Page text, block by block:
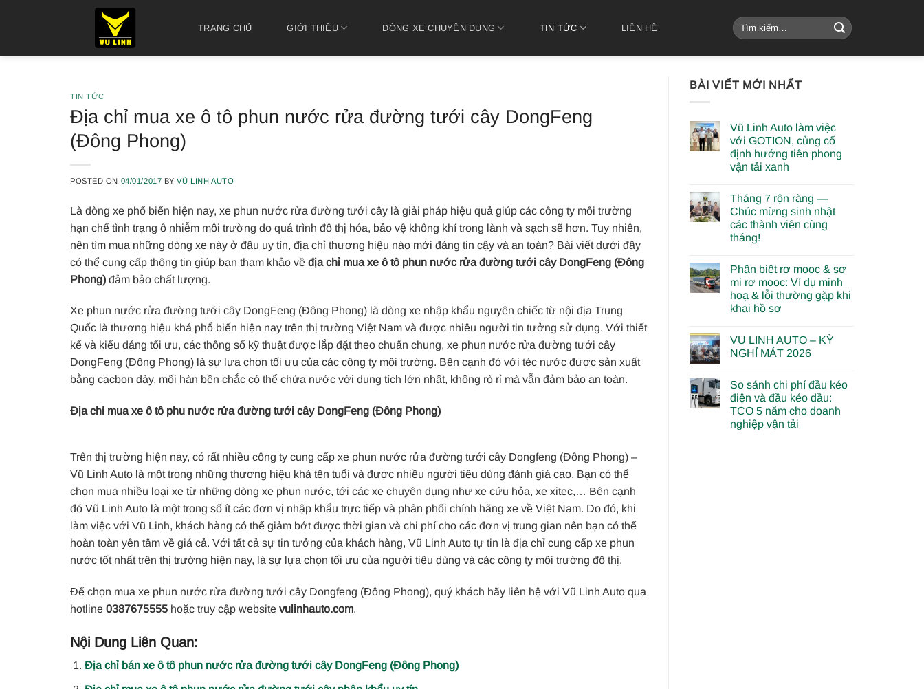
TRANG CHỦ GIỚI THIỆU DÒNG XE CHUYÊN DỤNG TIN TỨC LIÊN HỆ
Tìm
kiếm:
TIN TỨC
Địa chỉ mua xe ô tô phun nước rửa đường tưới cây DongFeng
(Đông Phong)
POSTED ON 04/01/2017 BYVŨ LINH AUTO
Là dòng xe phổ biến hiện nay, xe phun nước rửa đường tưới cây là giải pháp hiệu quả giúp các công ty môi trường
hạn chế tình trạng ô nhiễm môi trường do quá trình đô thị hóa, bảo vệ không khí trong lành và sạch sẽ hơn. Tuy nhiên,
nên tìm mua những dòng xe này ở đâu uy tín, địa chỉ thương hiệu nào mới đáng tin cậy và an toàn? Bài viết dưới đây
có thể cung cấp thông tin giúp bạn tham khảo về địa chỉ mua xe ô tô phun nước rửa đường tưới cây DongFeng (Đông
Phong) đảm bảo chất lượng.
Xe phun nước rửa đường tưới cây DongFeng (Đông Phong) là dòng xe nhập khẩu nguyên chiếc từ nội địa Trung
Quốc là thương hiệu khá phổ biến hiện nay trên thị trường Việt Nam và được nhiêu người tin tưởng sử dụng. Với thiết
kế và kiểu dáng tối ưu, các thông số kỹ thuật được lắp đặt theo chuẩn chung, xe phun nước rửa đường tưới cây
DongFeng (Đông Phong) là sự lựa chọn tối ưu của các công ty môi trường. Bên cạnh đó với téc nước được sản xuất
bằng cacbon dày, mối hàn bền chắc có thể chứa nước với dung tích lớn nhất, không rò rỉ mà vẫn đảm bảo an toàn.
Địa chỉ mua xe ô tô phu nước rửa đường tưới cây DongFeng (Đông Phong)
Trên thị trường hiện nay, có rất nhiều công ty cung cấp xe phun nước rửa đường tưới cây Dongfeng (Đông Phong) –
Vũ Linh Auto là một trong những thương hiệu khá tên tuổi và được nhiều người tiêu dùng đánh giá cao. Bạn có thể
chọn mua nhiều loại xe từ những dòng xe phun nước, tới các xe chuyên dụng như xe cứu hỏa, xe xitec,… Bên cạnh
đó Vũ Linh Auto là một trong số ít các đơn vị nhập khẩu trực tiếp và phân phối chính hãng xe về Việt Nam. Do đó, khi
làm việc với Vũ Linh, khách hàng có thể giảm bớt được thời gian và chi phí cho các đơn vị trung gian nên bạn có thể
hoàn toàn yên tâm về giá cả. Với tất cả sự tin tưởng của khách hàng, Vũ Linh Auto tự tin là địa chỉ cung cấp xe phun
nước tốt nhất trên thị trường hiện nay, là sự lựa chọn tối ưu của người tiêu dùng và các công ty môi trường đô thị.
Để chọn mua xe phun nước rửa đường tưới cây Dongfeng (Đông Phong), quý khách hãy liên hệ với Vũ Linh Auto qua
hotline 0387675555 hoặc truy cập website vulinhauto.com.
Nội Dung Liên Quan:
Địa chỉ bán xe ô tô phun nước rửa đường tưới cây DongFeng (Đông Phong)
BÀI VIẾT MỚI NHẤT
Vũ Linh Auto làm việc
với GOTION, củng cố
định hướng tiên phong
vận tải xanh
Tháng 7 rộn ràng —
Chúc mừng sinh nhật
các thành viên cùng
tháng!
Phân biệt rơ mooc & sơ
mi rơ mooc: Ví dụ minh
hoạ & lỗi thường gặp khi
khai hồ sơ
VU LINH AUTO – KỲ
NGHỈ MÁT 2026
So sánh chi phí đầu kéo
điện và đầu kéo dầu:
TCO 5 năm cho doanh
nghiệp vận tải